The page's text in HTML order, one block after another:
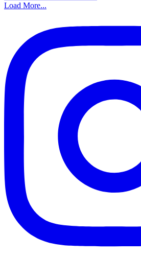
Load More...